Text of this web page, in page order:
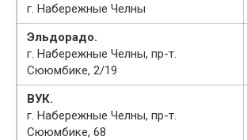
г. Набережные Челны
Эльдорадо.
г. Набережные Челны, пр-т.
Сююмбике, 2/19
ВУК.
г. Набережные Челны, пр-т.
Сююмбике, 68